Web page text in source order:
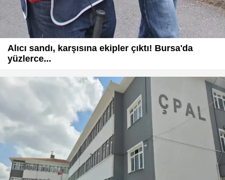
Alıcı sandı, karşısına ekipler çıktı! Bursa'da
yüzlerce...